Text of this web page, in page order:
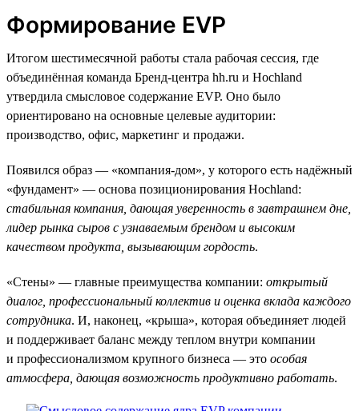
Формирование EVP
Итогом шестимесячной работы стала рабочая сессия, где
объединённая команда Бренд-центра hh.ru и Hochland
утвердила смысловое содержание EVP. Оно было
ориентировано на основные целевые аудитории:
производство, офис, маркетинг и продажи.
Появился образ — «компания-дом», у которого есть надёжный
«фундамент» — основа позиционирования Hochland:
стабильная компания, дающая уверенность в завтрашнем дне,
лидер рынка сыров с узнаваемым брендом и высоким
качеством продукта, вызывающим гордость.
«Стены» — главные преимущества компании: открытый
диалог, профессиональный коллектив и оценка вклада каждого
сотрудника. И, наконец, «крыша», которая объединяет людей
и поддерживает баланс между теплом внутри компании
и профессионализмом крупного бизнеса — это особая
атмосфера, дающая возможность продуктивно работать.